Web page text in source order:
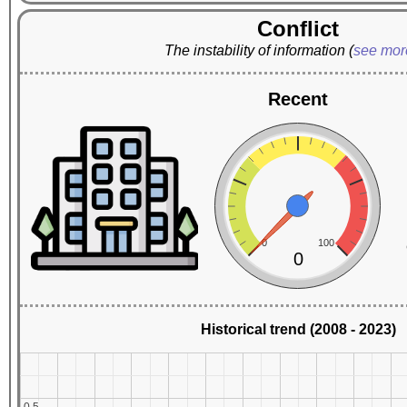
Conflict
The instability of information (see
Recent
0 100
0
Historical trend (2008 - 2023)